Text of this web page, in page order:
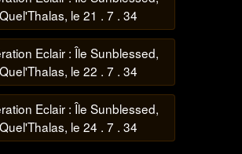
Quel'Thalas, le 21 . 7 . 34
Eclair : Île Sunblessed,
Quel'Thalas, le 22 . 7 . 34
Eclair : Île Sunblessed,
Quel'Thalas, le 24 . 7 . 34